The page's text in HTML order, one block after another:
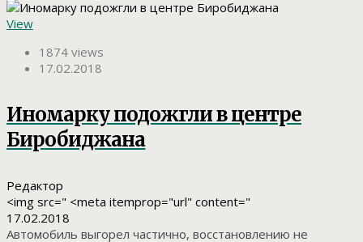
View
1874 views
17.02.2018
Иномарку подожгли в центре
Биробиджана
Редактор
<img src=" <meta itemprop="url" content="
17.02.2018
Автомобиль выгорел частично, восстановлению не